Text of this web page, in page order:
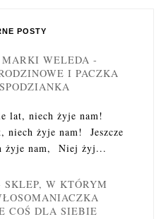
POSTY
WELEDA -
I PACZKA
lat, niech żyje nam!
niech żyje nam! Jeszcze
żyje nam, Niej żyj...
W KTÓRYM
COŚ DLA SIEBIE